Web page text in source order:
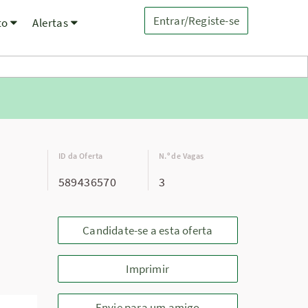
Entrar/Registe-se
Alertas
ID da Oferta
589436570
N.º de Vagas
3
Candidate-se a esta oferta
Imprimir